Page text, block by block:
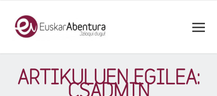
ARTIKULUEN EGILEA: